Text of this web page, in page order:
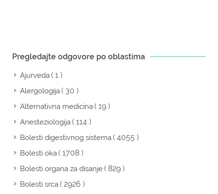
Pregledajte odgovore po oblastima
Ajurveda( 1 )
Alergologija( 30 )
Alternativna medicina( 19 )
Anesteziologija( 114 )
Bolesti digestivnog sistema( 4055 )
Bolesti oka( 1708 )
Bolesti organa za disanje( 829 )
Bolesti srca( 2926 )